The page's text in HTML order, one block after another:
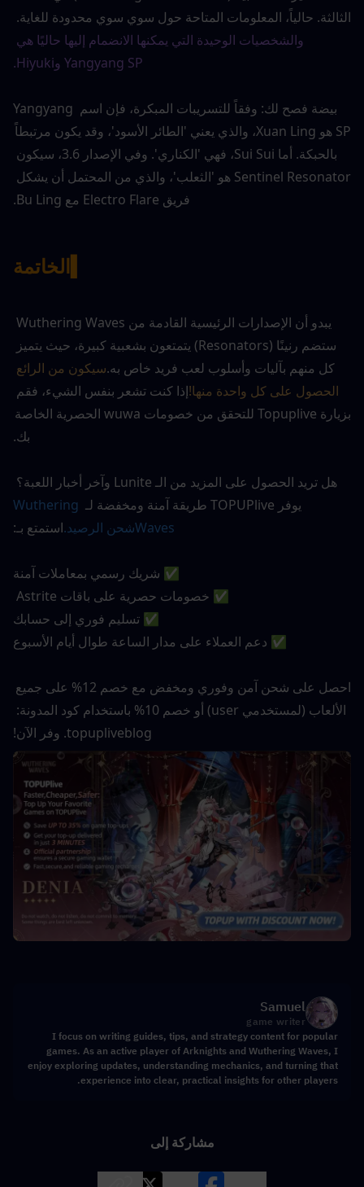
الثالثة. حالياً، المعلومات المتاحة حول سوي سوي محدودة للغاية.
Yangyang SP وHiyuki
.
بيضة فصح لك: وفقاً للتسريبات المبكرة، فإن اسم Yangyang
فريق Electro Flare مع Bu Ling.
الخاتمة
كل منهم بآليات وأسلوب لعب فريد خاص به.
الحصول على كل واحدة منها!
بك.
يوفر TOPUPlive طريقة آمنة ومخفضة لـ
Wuthering
Wavesشحن الرصيد.استمتع بـ:
✅ شريك رسمي بمعاملات آمنة
✅ خصومات حصرية على باقات Astrite
✅ تسليم فوري إلى حسابك
✅ دعم العملاء على مدار الساعة طوال أيام الأسبوع
topupliveblog. وفر الآن!
Samuel
game writer
I focus on writing guides, tips, and strategy content for popular
games. As an active player of Arknights and Wuthering Waves, I
enjoy exploring updates, understanding mechanics, and turning that
experience into clear, practical insights for other players.
مشاركة إلى